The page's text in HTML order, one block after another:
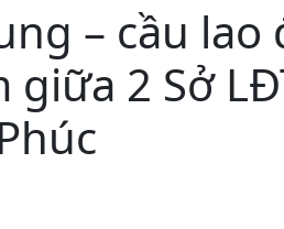
– cầu lao
2 Sở